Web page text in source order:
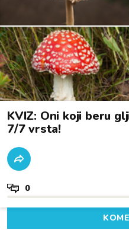
KVIZ: Oni koji beru
7/7 vrsta!
0